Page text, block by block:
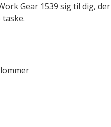
Gear 1539 sig til dig, der